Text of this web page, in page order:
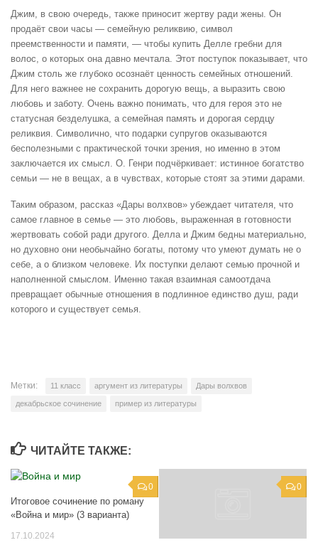
Джим, в свою очередь, также приносит жертву ради жены. Он
продаёт свои часы — семейную реликвию, символ
преемственности и памяти, — чтобы купить Делле гребни для
волос, о которых она давно мечтала. Этот поступок показывает, что
Джим столь же глубоко осознаёт ценность семейных отношений.
Для него важнее не сохранить дорогую вещь, а выразить свою
любовь и заботу. Очень важно понимать, что для героя это не
статусная безделушка, а семейная память и дорогая сердцу
реликвия. Символично, что подарки супругов оказываются
бесполезными с практической точки зрения, но именно в этом
заключается их смысл. О. Генри подчёркивает: истинное богатство
семьи — не в вещах, а в чувствах, которые стоят за этими дарами.
Таким образом, рассказ «Дары волхвов» убеждает читателя, что
самое главное в семье — это любовь, выраженная в готовности
жертвовать собой ради другого. Делла и Джим бедны материально,
но духовно они необычайно богаты, потому что умеют думать не о
себе, а о близком человеке. Их поступки делают семью прочной и
наполненной смыслом. Именно такая взаимная самоотдача
превращает обычные отношения в подлинное единство душ, ради
которого и существует семья.
Метки: 11 класс аргумент из литературы Дары волхвов
декабрьское сочинение пример из литературы
ЧИТАЙТЕ ТАКЖЕ:
0
Итоговое сочинение по роману
«Война и мир» (3 варианта)
17.10.2024
0